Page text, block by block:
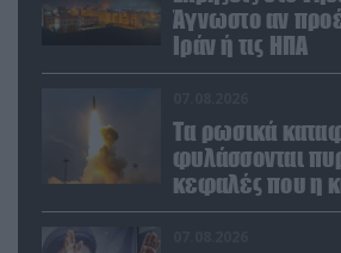
Άγνωστο αν
Ιράν ή τις ΗΠΑ
Τα ρωσικά
φυλάσσονται
κεφαλές που η
να καταστρέψει